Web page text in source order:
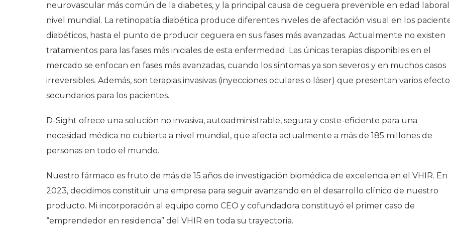
neurovascular más común de la diabetes, y la principal causa de ceguera prevenible en edad
nivel mundial. La retinopatía diabética produce diferentes niveles de afectación visual en los
diabéticos, hasta el punto de producir ceguera en sus fases más avanzadas. Actualmente no existen
tratamientos para las fases más iniciales de esta enfermedad. Las únicas terapias disponibles en el
mercado se enfocan en fases más avanzadas, cuando los síntomas ya son severos y en muchos casos
irreversibles. Además, son terapias invasivas (inyecciones oculares o láser) que presentan varios
secundarios para los pacientes.
D-Sight ofrece una solución no invasiva, autoadministrable, segura y coste-eficiente para una
necesidad médica no cubierta a nivel mundial, que afecta actualmente a más de 185 millones de
personas en todo el mundo.
Nuestro fármaco es fruto de más de 15 años de investigación biomédica de excelencia en el VHIR. En
2023, decidimos constituir una empresa para seguir avanzando en el desarrollo clínico de nuestro
producto. Mi incorporación al equipo como CEO y cofundadora constituyó el primer caso de
“emprendedor en residencia” del VHIR en toda su trayectoria.